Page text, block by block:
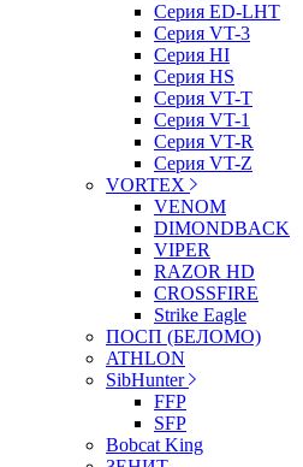
Серия ED-LHT
Серия VT-3
Серия HI
Серия HS
Серия VT-T
Серия VT-1
Серия VT-R
Серия VT-Z
VORTEX
VENOM
DIMONDBACK
VIPER
RAZOR HD
CROSSFIRE
Strike Eagle
ПОСП (БЕЛОМО)
ATHLON
SibHunter
FFP
SFP
Bobcat King